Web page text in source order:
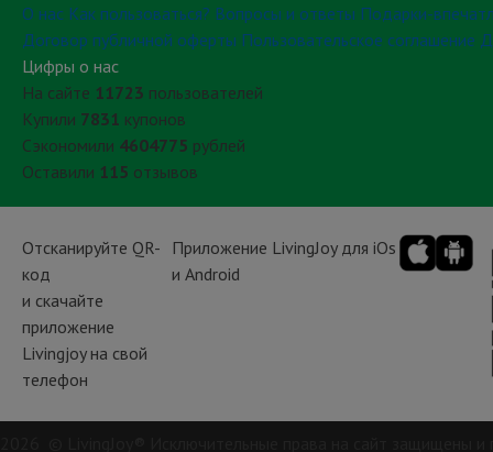
Отсканируйте QR-
код
и скачайте
приложение
Livingjoy на свой
телефон
Приложение LivingJoy для iOs
и Android
О нас Как пользоваться? Вопросы и ответы Подарки-
Договор публичной оферты Пользовательское соглашение
Цифры о нас
На сайте 11723 пользователей
Купили 7831 купонов
Сэкономили 4604775 рублей
Оставили 115 отзывов